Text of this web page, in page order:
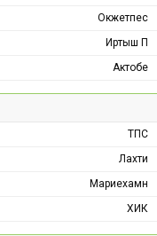
Окжетпес
Иртыш П
Актобе
ТПС
Лахти
Мариехамн
ХИК